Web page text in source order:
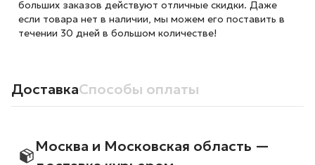
больших заказов действуют отличные скидки. Даже
если товара нет в наличии, мы можем его поставить в
течении 30 дней в большом количестве!
ДоставкаСпособы оплаты
Москва и Московская область —